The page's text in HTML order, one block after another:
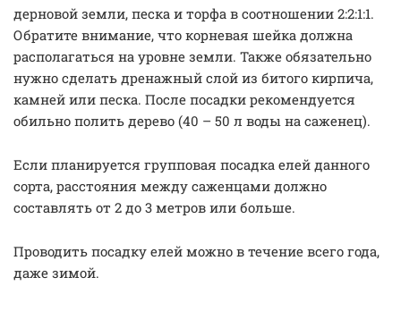
дерновой земли, песка и торфа в соотношении 2:2:1:1.
Обратите внимание, что корневая шейка должна
располагаться на уровне земли. Также обязательно
нужно сделать дренажный слой из битого кирпича,
камней или песка. После посадки рекомендуется
обильно полить дерево (40 – 50 л воды на саженец).
Если планируется групповая посадка елей данного
сорта, расстояния между саженцами должно
составлять от 2 до 3 метров или больше.
Проводить посадку елей можно в течение всего года,
даже зимой.